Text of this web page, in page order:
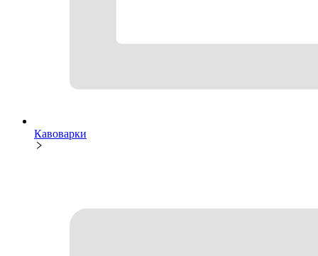
Кавоварки